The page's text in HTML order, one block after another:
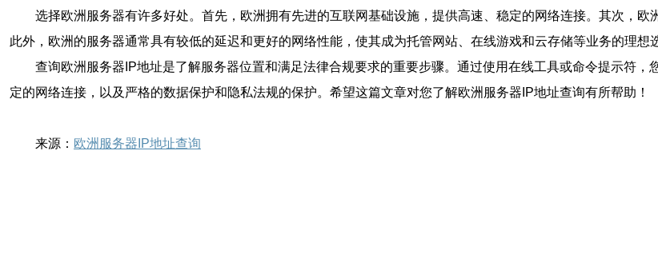
选择欧洲服务器有许多好处。首先，欧洲拥有先进的互联网基础设施，提供高速、稳定的网络连接。其次，
此外，欧洲的服务器通常具有较低的延迟和更好的网络性能，使其成为托管网站、在线游戏和云存储等业务的理想
查询欧洲服务器IP地址是了解服务器位置和满足法律合规要求的重要步骤。通过使用在线工具或命令提示符
定的网络连接，以及严格的数据保护和隐私法规的保护。希望这篇文章对您了解欧洲服务器IP地址查询有所帮助！
来源： 欧洲服务器IP地址查询